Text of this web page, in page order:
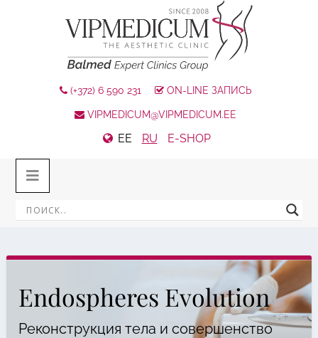
(+372) 6 590 231 ON-LINE ЗАПИСЬ
VIPMEDICUM@VIPMEDICUM.EE
EE RU E-SHOP
Endospheres Evolution
Реконструкция тела и совершенство